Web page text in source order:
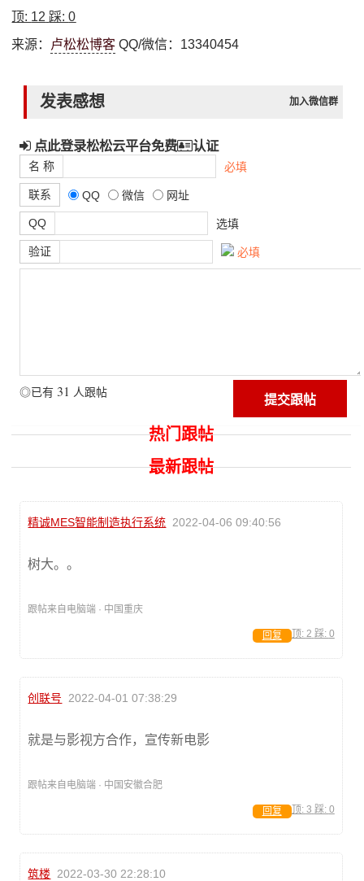
顶: 12 踩:0
来源： 卢松松博客 QQ/微信：13340454
发表感想 加入微信群
点此登录松松云平台免费 认证
名 称 必填
联系 QQ 微信 网址
QQ 选填
验证 必填
◎已有 31 人跟帖
热门跟帖
最新跟帖
精诚MES智能制造执行系统 2022-04-06 09:40:56
树大。。
跟帖来自电脑端 · 中国重庆
顶: 2 踩: 0
回复
创联号 2022-04-01 07:38:29
就是与影视方合作，宣传新电影
跟帖来自电脑端 · 中国安徽合肥
顶: 3 踩: 0
回复
筑楼 2022-03-30 22:28:10